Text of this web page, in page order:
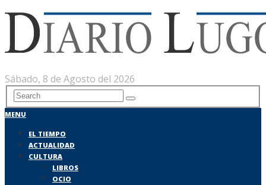
Sábado, 8 de Agosto del 2026
MENU
EL TIEMPO
ACTUALIDAD
CULTURA
LIBROS
OCIO